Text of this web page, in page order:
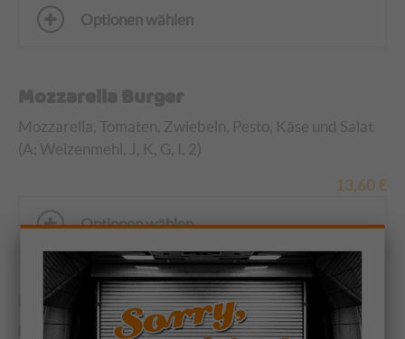
Optionen wählen
Mozzarella Burger
Mozzarella, Tomaten, Zwiebeln, Pesto, Käse und Salat
(A: Weizenmehl, J, K, G, I, 2)
13,60 €
Optionen wählen
Mozzarella Burger & Kartoffelecken
Mozzarella, Tomaten, Zwiebeln, Pesto, Käse und Salat